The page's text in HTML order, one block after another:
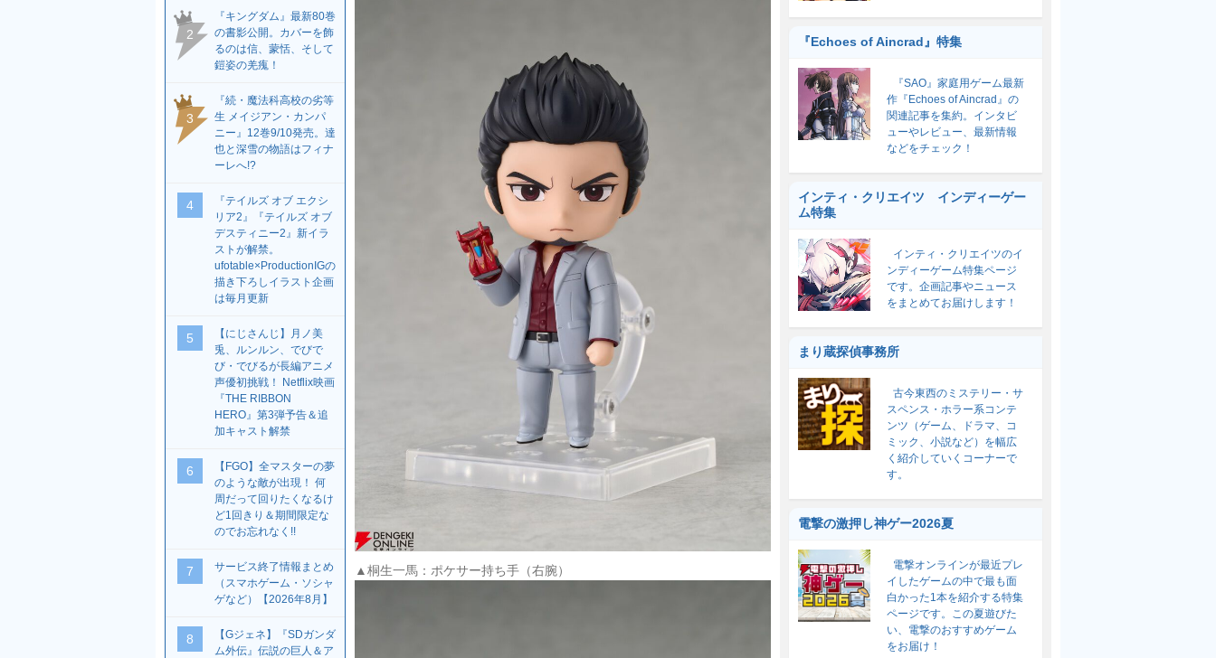
▲桐生一馬：ポケサー持ち手（右腕）
2
『キングダム』最新80巻
の書影公開。カバーを飾
るのは信、蒙恬、そして
鎧姿の羌瘣！
3
『続・魔法科高校の劣等
生 メイジアン・カンパ
ニー』12巻9/10発売。達
也と深雪の物語はフィナ
ーレへ!?
4
『テイルズ オブ エクシ
リア2』『テイルズ オブ
デスティニー2』新イラ
ストが解禁。
ufotable×ProductionIGの
描き下ろしイラスト企画
は毎月更新
5
【にじさんじ】月ノ美
兎、ルンルン、でびで
び・でびるが長編アニメ
声優初挑戦！ Netflix映画
『THE RIBBON
HERO』第3弾予告＆追
加キャスト解禁
6
【FGO】全マスターの夢
のような敵が出現！ 何
周だって回りたくなるけ
ど1回きり＆期間限定な
のでお忘れなく!!
7
サービス終了情報まとめ
（スマホゲーム・ソシャ
ゲなど）【2026年8月】
8
【Gジェネ】『SDガンダ
ム外伝』伝説の巨人＆ア
『Echoes of Aincrad』特集
『SAO』家庭用ゲーム最新
作『Echoes of Aincrad』の
関連記事を集約。インタビ
ューやレビュー、最新情報
などをチェック！
インティ・クリエイツ インディーゲー
ム特集
インティ・クリエイツのイ
ンディーゲーム特集ページ
です。企画記事やニュース
をまとめてお届けします！
まり蔵探偵事務所
古今東西のミステリー・サ
スペンス・ホラー系コンテ
ンツ（ゲーム、ドラマ、コ
ミック、小説など）を幅広
く紹介していくコーナーで
す。
電撃の激押し神ゲー2026夏
電撃オンラインが最近プレ
イしたゲームの中で最も面
白かった1本を紹介する特集
ページです。この夏遊びた
い、電撃のおすすめゲーム
をお届け！